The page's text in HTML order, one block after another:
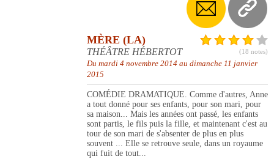
(18 notes)
MÈRE (LA)
THÉÂTRE HÉBERTOT
Du mardi 4 novembre 2014 au dimanche 11 janvier
2015
COMÉDIE DRAMATIQUE. Comme d'autres, Anne
a tout donné pour ses enfants, pour son mari, pour
sa maison... Mais les années ont passé, les enfants
sont partis, le fils puis la fille, et maintenant c'est au
tour de son mari de s'absenter de plus en plus
souvent ... Elle se retrouve seule, dans un royaume
qui fuit de tout...